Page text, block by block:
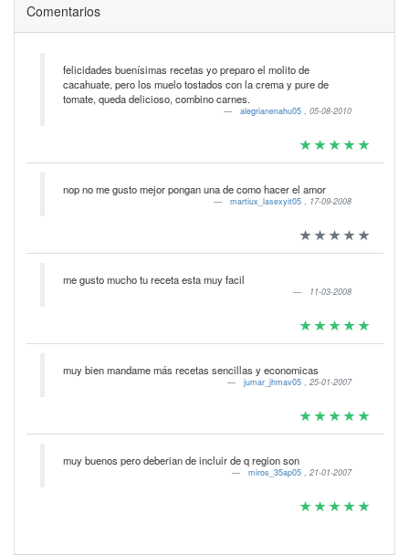
Comentarios
felicidades buenísimas recetas yo preparo el molito de
cacahuate, pero los muelo tostados con la crema y pure de
tomate, queda delicioso, combino carnes.
alegrianenahu05 , 05-08-2010
nop no me gusto mejor pongan una de como hacer el amor
martiux_lasexyit05 , 17-09-2008
me gusto mucho tu receta esta muy facil
11-03-2008
muy bien mandame más recetas sencillas y economicas
jumar_jhmav05 , 25-01-2007
muy buenos pero deberian de incluir de q region son
miros_35ap05 , 21-01-2007